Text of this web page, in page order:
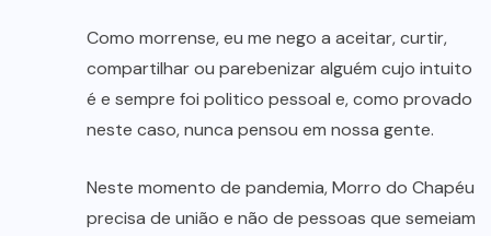
Como morrense, eu me nego a aceitar, curtir,
compartilhar ou parebenizar alguém cujo intuito
é e sempre foi politico pessoal e, como provado
neste caso, nunca pensou em nossa gente.
Neste momento de pandemia, Morro do Chapéu
precisa de união e não de pessoas que semeiam